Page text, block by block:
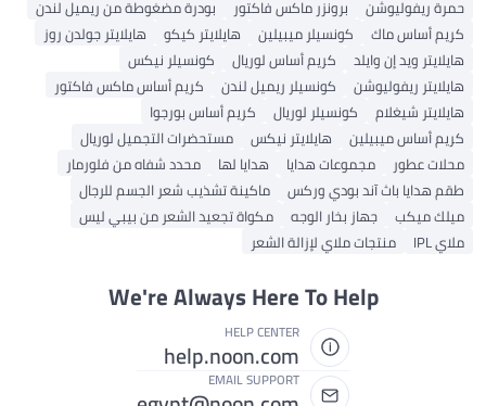
حمرة ريفوليوشن
برونزر ماكس فاكتور
بودرة مضغوطة من ريميل لندن
كريم أساس ماك
كونسيلر ميبيلين هايلايتر كيكو
هايلايتر جولدن روز
هايلايتر ويد إن وايلد
كريم أساس لوريال
كونسيلر نيكس
هايلايتر ريفوليوشن
كونسيلر ريميل لندن
كريم أساس ماكس فاكتور
هايلايتر شيغلام
كونسيلر لوريال
كريم أساس بورجوا
كريم أساس ميبيلين
هايلايتر نيكس
مستحضرات التجميل لوريال
محلات عطور
مجموعات هدايا هدايا لها
محدد شفاه من فلورمار
طقم هدايا باث آند بودي وركس
ماكينة تشذيب شعر الجسم للرجال
ميلك ميكب
جهاز بخار الوجه
مكواة تجعيد الشعر من بيبي ليس
ملاي IPL
منتجات ملاي لإزالة الشعر
We're Always Here To Help
HELP CENTER
help.noon.com
EMAIL SUPPORT